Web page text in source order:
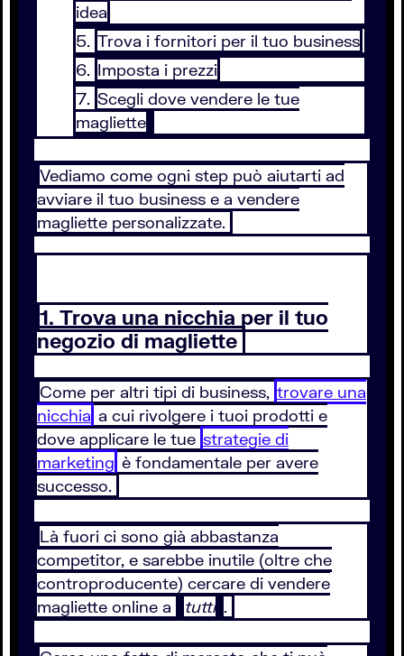
idea
Trova i fornitori per il tuo business
Imposta i prezzi
Scegli dove vendere le tue
magliette
Vediamo come ogni step può aiutarti ad
avviare il tuo business e a vendere
magliette personalizzate.
1. Trova una nicchia per il tuo
negozio di magliette
Come per altri tipi di business, trovare una
nicchia a cui rivolgere i tuoi prodotti e
dove applicare le tue strategie di
marketing è fondamentale per avere
successo.
Là fuori ci sono già abbastanza
competitor, e sarebbe inutile (oltre che
controproducente) cercare di vendere
magliette online a
tutti .